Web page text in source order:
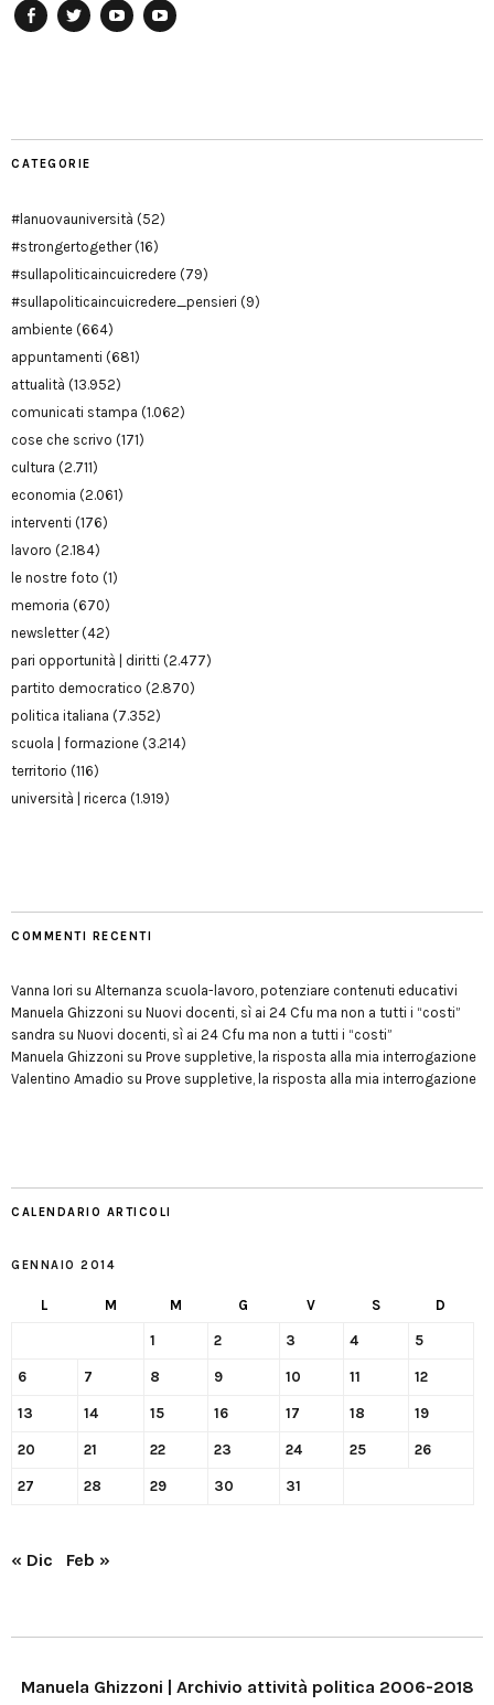
CATEGORIE
#lanuovauniversità (52)
#strongertogether(16)
#sullapoliticaincuicredere (79)
#sullapoliticaincuicredere_pensieri (9)
ambiente (664)
appuntamenti (681)
attualità (13.952)
comunicati stampa (1.062)
cose che scrivo (171)
cultura (2.711)
economia (2.061)
interventi (176)
lavoro (2.184)
le nostre foto (1)
memoria (670)
newsletter(42)
pari opportunità | diritti (2.477)
partito democratico (2.870)
politica italiana (7.352)
scuola | formazione (3.214)
territorio (116)
università | ricerca (1.919)
COMMENTI RECENTI
Vanna Iori su Alternanza scuola-lavoro, potenziare contenuti educativi
Manuela Ghizzoni su Nuovi docenti, sì ai 24 Cfu ma non a tutti i “costi”
sandra su Nuovi docenti, sì ai 24 Cfu ma non a tutti i “costi”
Manuela Ghizzoni su Prove suppletive, la risposta alla mia interrogazione
Valentino Amadio su Prove suppletive, la risposta alla mia interrogazione
CALENDARIO ARTICOLI
GENNAIO 2014
L M M G V S D
1 2 3 4 5
6 7 8 9 10 11 12
13 14 15 16 17 18 19
20 21 22 23 24 25 26
27 28 29 30 31
« Dic Feb »
Manuela Ghizzoni | Archivio attività politica 2006-2018